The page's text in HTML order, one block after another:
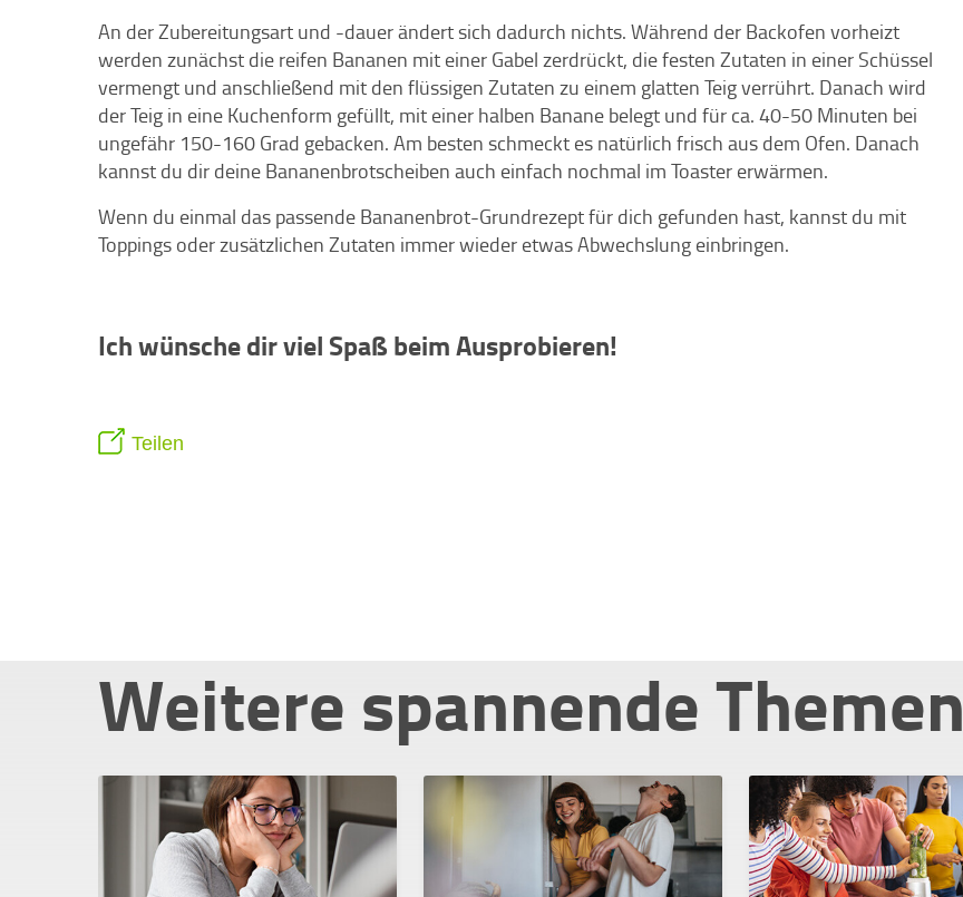
An der Zubereitungsart und -dauer ändert sich dadurch nichts. Während der Backofen vorheizt
werden zunächst die reifen Bananen mit einer Gabel zerdrückt, die festen Zutaten in einer Schüssel
vermengt und anschließend mit den flüssigen Zutaten zu einem glatten Teig verrührt. Danach wird
der Teig in eine Kuchenform gefüllt, mit einer halben Banane belegt und für ca. 40-50 Minuten bei
ungefähr 150-160 Grad gebacken. Am besten schmeckt es natürlich frisch aus dem Ofen. Danach
kannst du dir deine Bananenbrotscheiben auch einfach nochmal im Toaster erwärmen.
Wenn du einmal das passende Bananenbrot-Grundrezept für dich gefunden hast, kannst du mit
Toppings oder zusätzlichen Zutaten immer wieder etwas Abwechslung einbringen.
Ich wünsche dir viel Spaß beim Ausprobieren!
Teilen
Weitere spannende Themen